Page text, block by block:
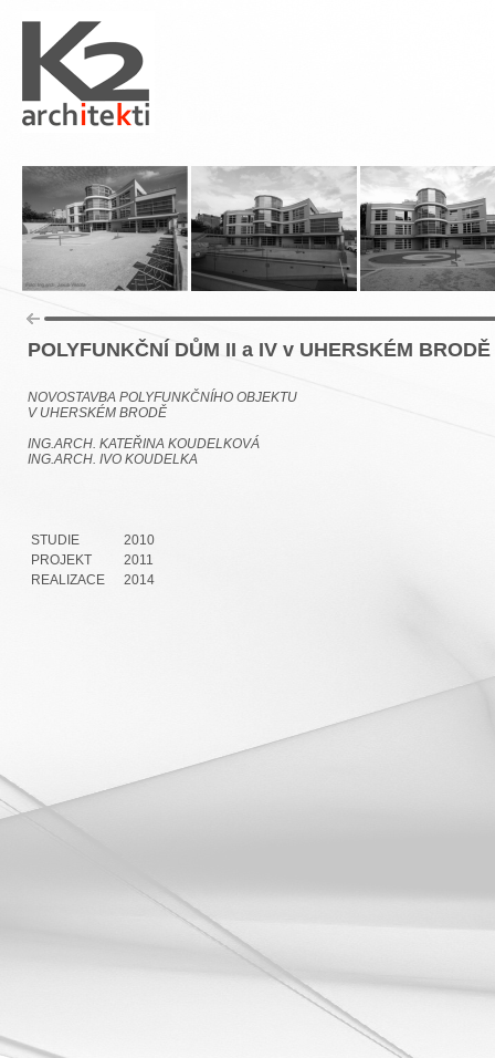
POLYFUNKČNÍ DŮM II a IV v UHERSKÉM BRODĚ
NOVOSTAVBA POLYFUNKČNÍHO OBJEKTU
V UHERSKÉM BRODĚ
ING.ARCH. KATEŘINA KOUDELKOVÁ
ING.ARCH. IVO KOUDELKA
STUDIE
2010
PROJEKT
2011
REALIZACE
2014